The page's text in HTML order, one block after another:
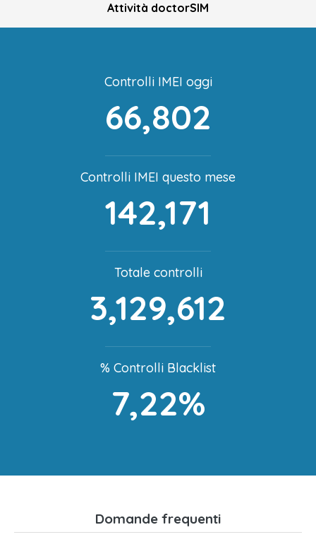
Attività doctorSIM
Controlli IMEI oggi
66,802
Controlli IMEI questo mese
142,171
Totale controlli
3,129,612
% Controlli Blacklist
7,22%
Domande frequenti